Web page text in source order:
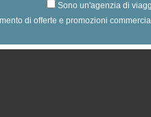
Sono un'agenzia di
di offerte e promozioni